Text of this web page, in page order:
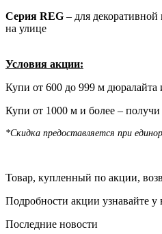
Серия REG – для
на улице
Условия акции:
Купи от 600 до 999 м дюралайта
Купи от 1000 м и более – получи
*Скидка предоставляется при
Товар, купленный по акции,
Подробности акции узнавайте у
Последние новости